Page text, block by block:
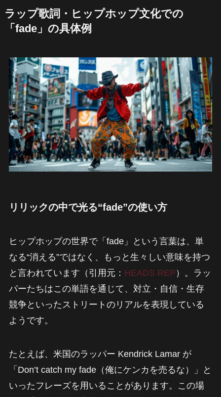
ラップ歌詞・ヒップホップ文化での
「fade」の具体例
リリックの中で光る“fade”の使い方
ヒップホップの世界で「fade」という言葉は、単
なる“消える”ではなく、もっと生々しい意味を持つ
と言われています（引用元： HEADS REP ）。ラッ
パーたちはこの単語を通じて、対立・自信・生存
競争といったストリートのリアルを表現している
ようです。
たとえば、米国のラッパー Kendrick Lamar が
「Don’t catch my fade（俺にケンカを売るな）」と
いったフレーズを用いることがあります。この場